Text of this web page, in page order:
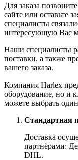
Для заказа
сайте или оставьте
специалисты
интересующую Вас
Наши специалисты
поставки, а также
вашего заказа.
Компания Harlex
оборудование, но и
можете выбрать
Стандартная
Доставка
партнёрами:
DHL.